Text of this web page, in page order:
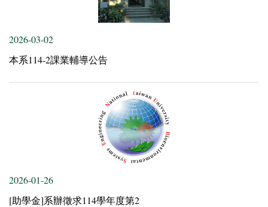
2026-03-02
本系114-2課業輔導公告
2026-01-26
[助學金]系辦徵求114學年度第2